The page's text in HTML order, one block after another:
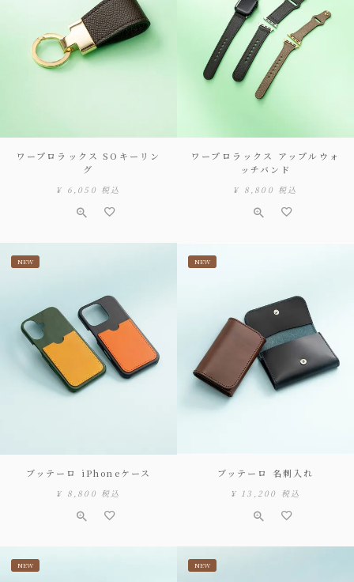
ワープロラックス SOキーリン
グ
¥ 6,050 税込
ワープロラックス アップルウォ
ッチバンド
¥ 8,800 税込
NEW
ブッテーロ iPhoneケース
¥ 8,800 税込
NEW
ブッテーロ 名刺入れ
¥ 13,200 税込
NEW NEW